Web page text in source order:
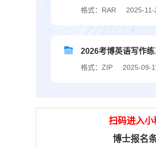
格式：RAR 2025-
2026考博英语写作
格式：ZIP 2025-09-
扫码进入小
博士报名